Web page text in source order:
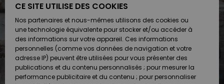
Chaussures
& Tongs
Surf
Chaussures
& Tongs
Surf
FEMME
A
Découvrir
Snow
SURF
Surf
Shop
Enfant
Highlights
SNOW
Snow
Shop
Enfant
Snow
Shop
Femme
Enfant
Outlet
Femme
Retours
Paiement
Carte
CE SITE UTILISE DES COOKIES
Nos partenaires et nous-mêmes utilisons des cookies ou
une technologie équivalente pour stocker et/ou accéder à
des informations sur votre appareil. Ces informations
personnelles (comme vos données de navigation et votre
adresse IP) peuvent être utilisées pour vous présenter des
publications et du contenu personnalisés ; pour mesurer la
performance publicitaire et du contenu ; pour personnaliser